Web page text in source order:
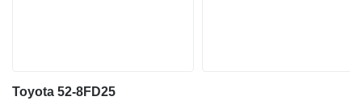
Toyota 52-8FD25